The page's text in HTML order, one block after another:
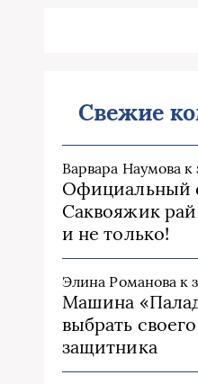
Свежие
Варвара Наумова к
Официальный
Саквояжик
и не только!
Элина Романова к
Машина
выбрать
защитника